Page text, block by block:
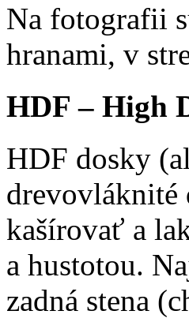
Na fotografii
hranami, v
HDF – High
HDF dosky
drevovláknité
kašírovať a
a hustotou.
zadná stena